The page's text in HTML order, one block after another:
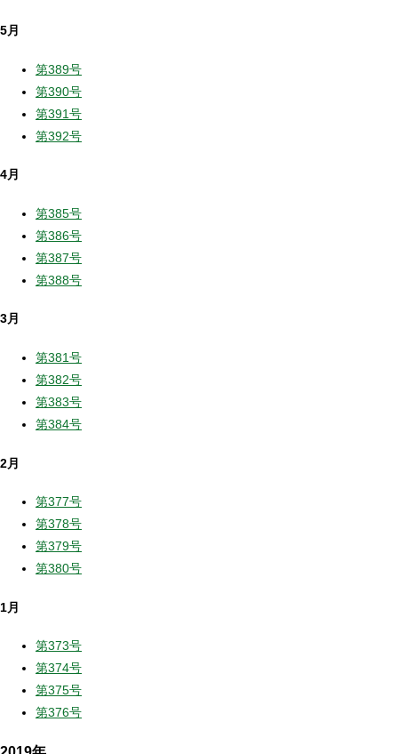
5月
第389号
第390号
第391号
第392号
4月
第385号
第386号
第387号
第388号
3月
第381号
第382号
第383号
第384号
2月
第377号
第378号
第379号
第380号
1月
第373号
第374号
第375号
第376号